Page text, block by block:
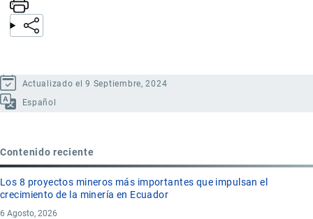
Actualizado el 9 Septiembre, 2024
Español
Contenido reciente
Los 8 proyectos mineros más importantes que impulsan el
crecimiento de la minería en Ecuador
6 Agosto, 2026